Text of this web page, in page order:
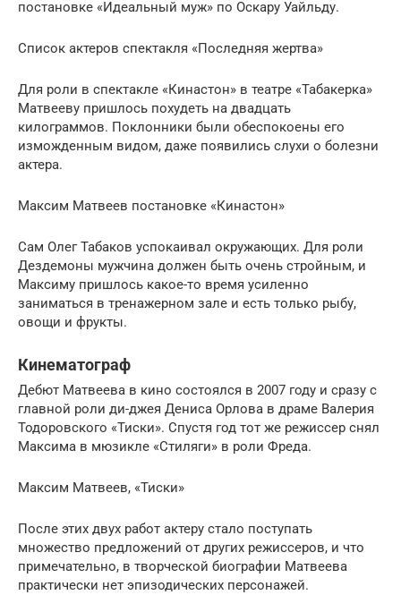
постановке «Идеальный муж» по Оскару Уайльду.
Список актеров спектакля «Последняя жертва»
Для роли в спектакле «Кинастон» в театре «Табакерка»
Матвееву пришлось похудеть на двадцать
килограммов. Поклонники были обеспокоены его
изможденным видом, даже появились слухи о болезни
актера.
Максим Матвеев постановке «Кинастон»
Сам Олег Табаков успокаивал окружающих. Для роли
Дездемоны мужчина должен быть очень стройным, и
Максиму пришлось какое-то время усиленно
заниматься в тренажерном зале и есть только рыбу,
овощи и фрукты.
Кинематограф
Дебют Матвеева в кино состоялся в 2007 году и сразу с
главной роли ди-джея Дениса Орлова в драме Валерия
Тодоровского «Тиски». Спустя год тот же режиссер снял
Максима в мюзикле «Стиляги» в роли Фреда.
Максим Матвеев, «Тиски»
После этих двух работ актеру стало поступать
множество предложений от других режиссеров, и что
примечательно, в творческой биографии Матвеева
практически нет эпизодических персонажей.